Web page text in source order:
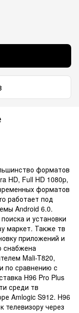
форматов
HD, Full HD 1080p,
форматов
работает под
Android 6.0.
и установки
маркет. Также тв
приложений и
снабжена
Mali-T820,
по сравнению с
H96 Pro Plus
среди тв
Amlogic S912. H96
телевизору через